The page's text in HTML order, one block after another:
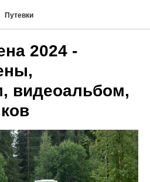
Путевки
2024 -
видеоальбом,